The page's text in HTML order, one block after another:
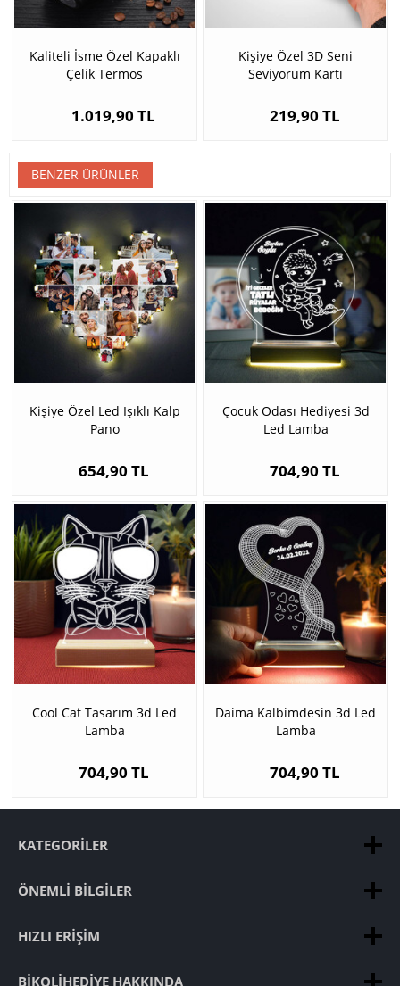
Kaliteli İsme Özel Kapaklı
Çelik Termos
1.019,90 TL
Kişiye Özel 3D Seni
Seviyorum Kartı
219,90 TL
BENZER ÜRÜNLER
Kişiye Özel Led Işıklı Kalp
Pano
654,90 TL
Çocuk Odası Hediyesi 3d
Led Lamba
704,90 TL
Cool Cat Tasarım 3d Led
Lamba
704,90 TL
Daima Kalbimdesin 3d Led
Lamba
704,90 TL
KATEGORILER
ÖNEMLI BILGILER
HIZLI ERIŞIM
BIKOLIHEDIYE HAKKINDA